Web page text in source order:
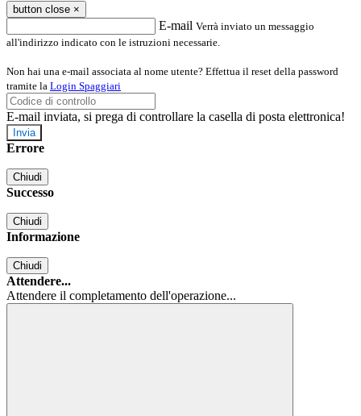
button close ×
E-mail Verrà inviato un messaggio
all'indirizzo indicato con le istruzioni necessarie.
Non hai una e-mail associata al nome utente? Effettua il reset della password
tramite la Login Spaggiari
E-mail inviata, si prega di controllare la casella di posta elettronica!
Errore
Chiudi
Successo
Chiudi
Informazione
Chiudi
Attendere...
Attendere il completamento dell'operazione...